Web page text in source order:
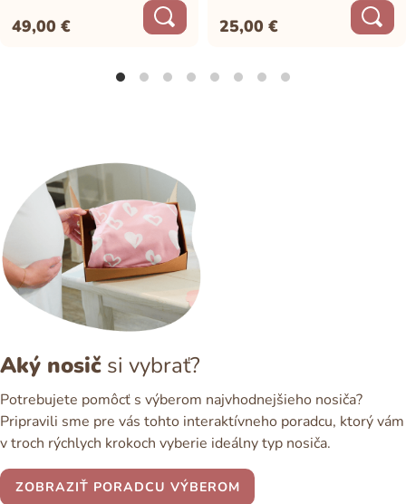
49,00€ 25,00€
Aký nosič si vybrať?
Potrebujete pomôcť s výberom najvhodnejšieho nosiča?
Pripravili sme pre vás tohto interaktívneho poradcu, ktorý vám
v troch rýchlych krokoch vyberie ideálny typ nosiča.
ZOBRAZIŤ PORADCU VÝBEROM